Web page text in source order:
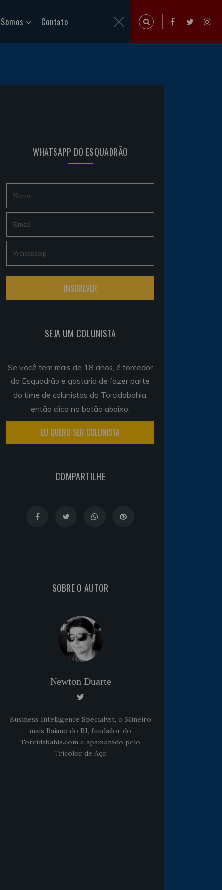
Contato
WHATSAPP DO ESQUADRÃO
SEJA UM COLUNISTA
Se você tem mais de 18 anos, é torcedor
do Esquadrão e gostaria de fazer parte
do time de colunistas do Torcidabahia,
então clica no botão abaixo.
EU QUERO SER COLUNISTA
COMPARTILHE
SOBRE O AUTOR
Newton Duarte
Business Intelligence Specialyst, o Mineiro
mais Baiano do RJ, fundador do
Torcidabahia.com e apaixonado pelo
Tricolor de Aço